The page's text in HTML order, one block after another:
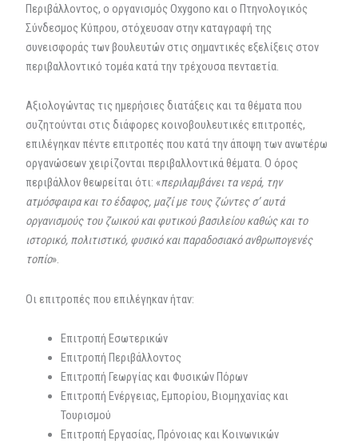
Περιβάλλοντος, ο οργανισμός Oxygono και ο Πτηνολογικός
Σύνδεσμος Κύπρου, στόχευσαν στην καταγραφή της
συνεισφοράς των βουλευτών στις σημαντικές εξελίξεις στον
περιβαλλοντικό τομέα κατά την τρέχουσα πενταετία.
Αξιολογώντας τις ημερήσιες διατάξεις και τα θέματα που
συζητούνται στις διάφορες κοινοβουλευτικές επιτροπές,
επιλέγηκαν πέντε επιτροπές που κατά την άποψη των ανωτέρω
οργανώσεων χειρίζονται περιβαλλοντικά θέματα. Ο όρος
περιβάλλον θεωρείται ότι: «περιλαμβάνει τα νερά, την
ατμόσφαιρα και το έδαφος, μαζί με τους ζώντες σ’ αυτά
οργανισμούς του ζωικού και φυτικού βασιλείου καθώς και το
ιστορικό, πολιτιστικό, φυσικό και παραδοσιακό ανθρωπογενές
τοπίο».
Οι επιτροπές που επιλέγηκαν ήταν:
Επιτροπή Εσωτερικών
Επιτροπή Περιβάλλοντος
Επιτροπή Γεωργίας και Φυσικών Πόρων
Επιτροπή Ενέργειας, Εμπορίου, Βιομηχανίας και
Τουρισμού
Επιτροπή Εργασίας, Πρόνοιας και Κοινωνικών